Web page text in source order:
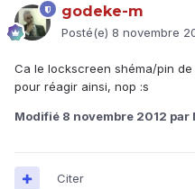
godeke-m
Posté(e) 8 novembre
Ca le lockscreen shéma/pin
pour réagir ainsi, nop :s
Modifié 8 novembre 2012 par
Citer